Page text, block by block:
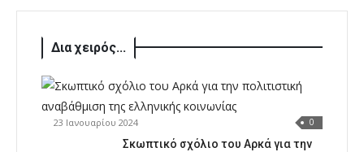
Δια χειρός...
23 Ιανουαρίου 2024 0
Σκωπτικό σχόλιο του Αρκά για την